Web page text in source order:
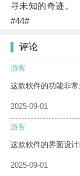
寻未知的奇迹。
#44#
评论
游客
这款软件的功能非常
2025-09-01
游客
这款软件的界面设计
2025-09-01